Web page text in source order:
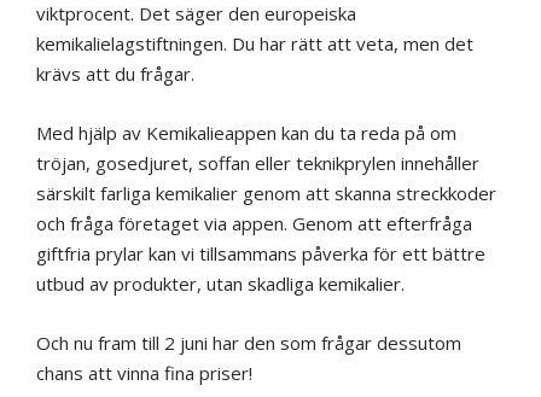
viktprocent. Det säger den europeiska
kemikalielagstiftningen. Du har rätt att veta, men det
krävs att du frågar.
Med hjälp av Kemikalieappen kan du ta reda på om
tröjan, gosedjuret, soffan eller teknikprylen innehåller
särskilt farliga kemikalier genom att skanna streckkoder
och fråga företaget via appen. Genom att efterfråga
giftfria prylar kan vi tillsammans påverka för ett bättre
utbud av produkter, utan skadliga kemikalier.
Och nu fram till 2 juni har den som frågar dessutom
chans att vinna fina priser!